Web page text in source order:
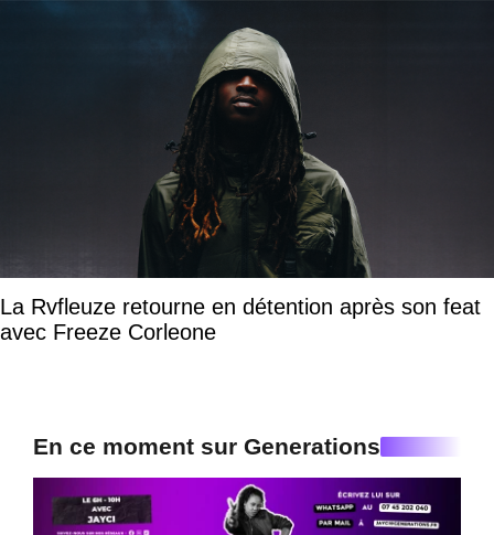
La Rvfleuze retourne en détention après son feat
avec Freeze Corleone
En ce moment sur Generations